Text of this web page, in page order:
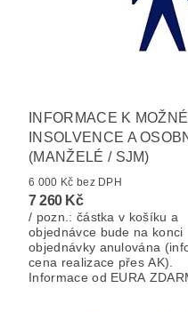
INFORMACE K
INSOLVENCE A
(MANŽELÉ / SJM)
6 000 Kč bez DPH
7 260 Kč
/ pozn.: částka v košíku a
objednávce bude na konci
objednávky anulována
cena realizace přes AK).
Informace od EURA